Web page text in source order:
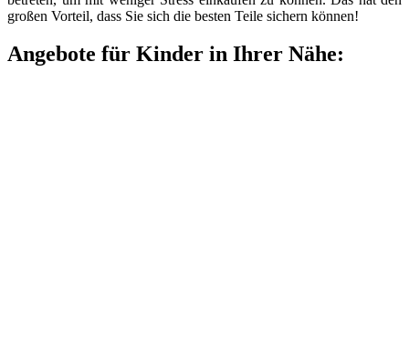
großen Vorteil, dass Sie sich die besten Teile sichern können!
Angebote für Kinder in Ihrer Nähe: